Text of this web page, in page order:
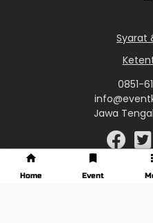
Syarat
0851-
Jawa
Home Event